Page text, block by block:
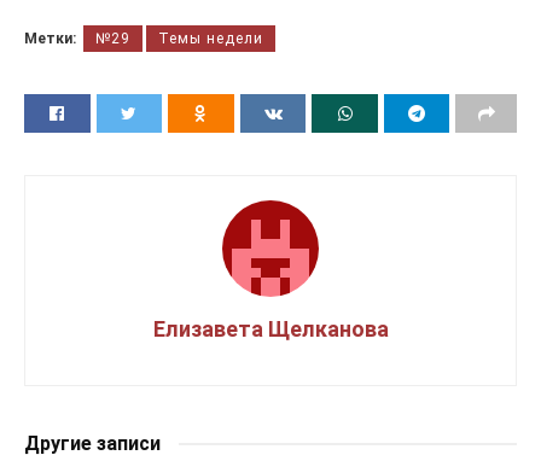
Метки: №29 Темы недели
Елизавета Щелканова
Другие записи